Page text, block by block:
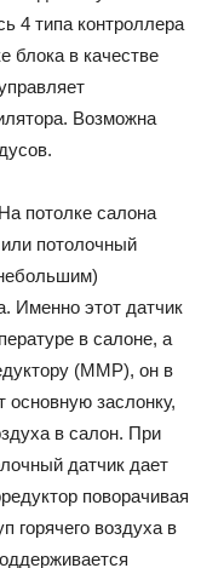
4 типа контроллера
блока в качестве
Возможна
потолке салона
или потолочный
Именно этот датчик
в салоне, а
(ММР), он в
основную заслонку,
в салон. При
датчик дает
поворачивая
горячего воздуха в